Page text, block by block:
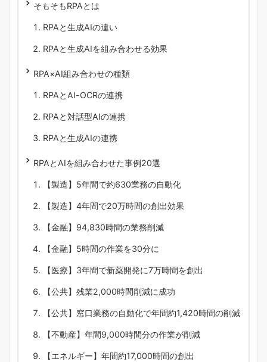
そもそもRPAとは
RPAと生成AIの違い
RPAと生成AIを組み合わせる効果
RPA×AI組み合わせの種類
RPAとAI-OCRの連携
RPAと対話型AIの連携
RPAと生成AIの連携
RPAとAIを組み合わせた事例20選
【製造】5年間で約630業務の自動化
【製造】4年間で20万時間の創出効果
【金融】94,830時間の業務削減
【金融】5時間の作業を30分に
【医療】3年間で新薬開発に7万時間を創出
【公共】残業2,000時間削減に成功
【公共】窓口業務の自動化で年間約1,420時間の削減
【不動産】年間9,000時間分の作業が削減
【エネルギー】年間約17,000時間の創出